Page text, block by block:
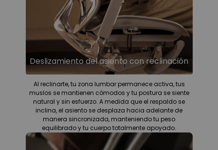
Deslizamiento del asiento con reclinación
Al reclinarte, tu zona lumbar permanece activa, tus
muslos se mantienen cómodos y tu postura se siente
natural y sin esfuerzo. A medida que el respaldo se
inclina, el asiento se desplaza hacia adelante de
manera sincronizada, manteniendo tu peso
equilibrado y tu cuerpo totalmente apoyado.